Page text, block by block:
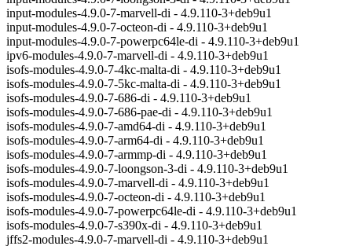
input-modules-4.9.0-7-marvell-di - 4.9.110-3+deb9u1
input-modules-4.9.0-7-octeon-di - 4.9.110-3+deb9u1
input-modules-4.9.0-7-powerpc64le-di - 4.9.110-3+deb9u1
ipv6-modules-4.9.0-7-marvell-di - 4.9.110-3+deb9u1
isofs-modules-4.9.0-7-4kc-malta-di - 4.9.110-3+deb9u1
isofs-modules-4.9.0-7-5kc-malta-di - 4.9.110-3+deb9u1
isofs-modules-4.9.0-7-686-di - 4.9.110-3+deb9u1
isofs-modules-4.9.0-7-686-pae-di - 4.9.110-3+deb9u1
isofs-modules-4.9.0-7-amd64-di - 4.9.110-3+deb9u1
isofs-modules-4.9.0-7-arm64-di - 4.9.110-3+deb9u1
isofs-modules-4.9.0-7-armmp-di - 4.9.110-3+deb9u1
isofs-modules-4.9.0-7-loongson-3-di - 4.9.110-3+deb9u1
isofs-modules-4.9.0-7-marvell-di - 4.9.110-3+deb9u1
isofs-modules-4.9.0-7-octeon-di - 4.9.110-3+deb9u1
isofs-modules-4.9.0-7-powerpc64le-di - 4.9.110-3+deb9u1
isofs-modules-4.9.0-7-s390x-di - 4.9.110-3+deb9u1
jffs2-modules-4.9.0-7-marvell-di - 4.9.110-3+deb9u1